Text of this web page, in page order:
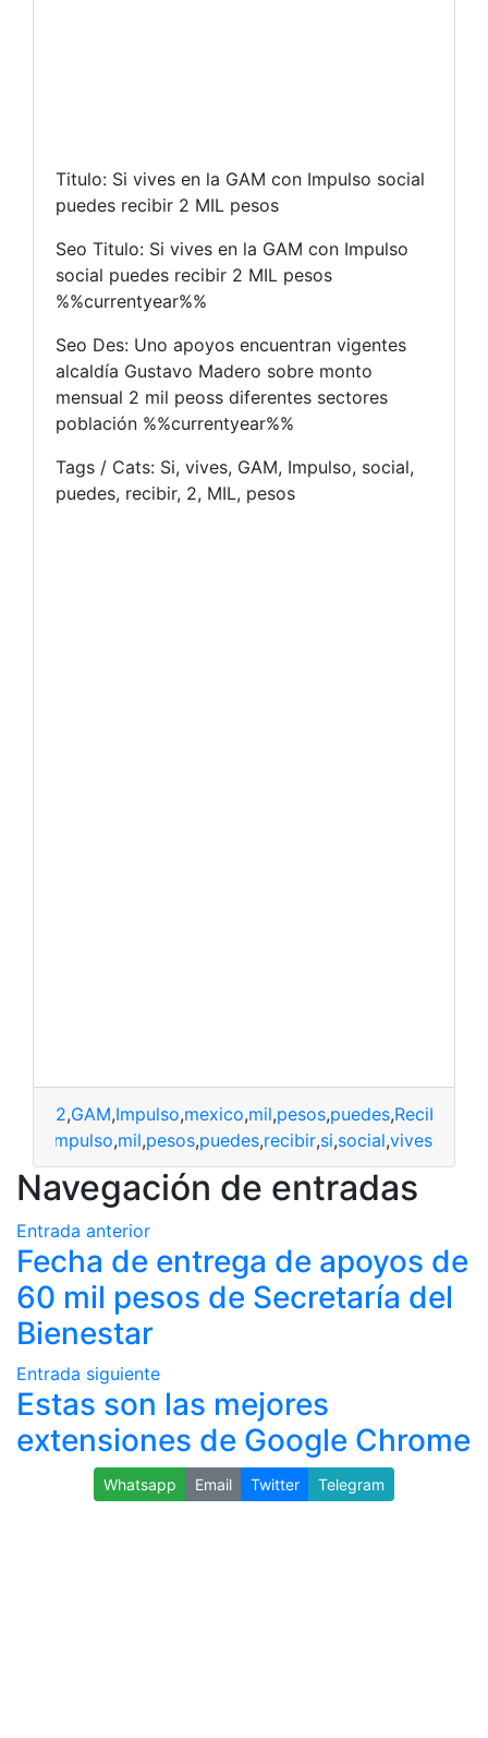
Titulo: Si vives en la GAM con Impulso social
puedes recibir 2 MIL pesos
Seo Titulo: Si vives en la GAM con Impulso
social puedes recibir 2 MIL pesos
%%currentyear%%
Seo Des: Uno apoyos encuentran vigentes
alcaldía Gustavo Madero sobre monto
mensual 2 mil peoss diferentes sectores
población %%currentyear%%
Tags / Cats: Si, vives, GAM, Impulso, social,
puedes, recibir, 2, MIL, pesos
2,GAM,Impulso,mexico,mil,pesos,puedes,Recibir
impulso,mil,pesos,puedes,recibir,si,social,vives
Navegación de entradas
Entrada anterior
Fecha de entrega de apoyos de
60 mil pesos de Secretaría del
Bienestar
Entrada siguiente
Estas son las mejores
extensiones de Google Chrome
Whatsapp Email Twitter Telegram